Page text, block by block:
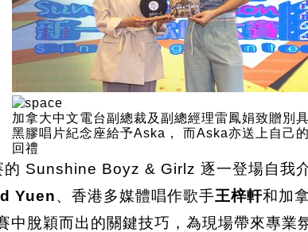
加拿大中文電台副總裁及副總經理雷鳳娟致贈別
黑膠唱片紀念座給予Aska， 而Aska亦送上自己
回禮
的 Sunshine Boyz & Girlz 逐一登場自我
Yuen、香港多媒體唱作歌手王梓軒和加
中脫穎而出的關鍵技巧，為現場帶來專業